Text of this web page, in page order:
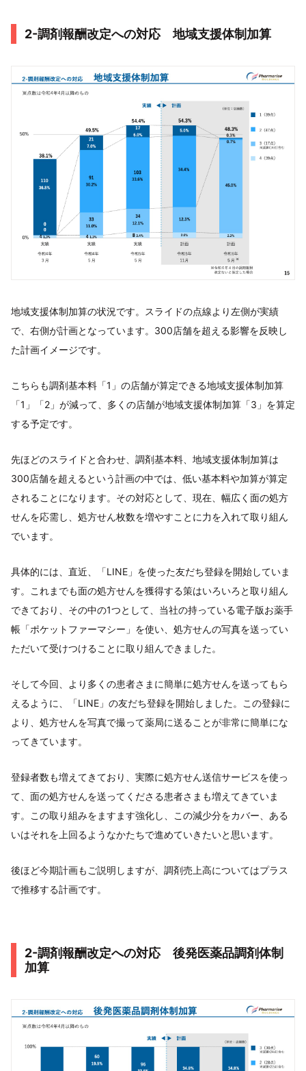
2-調剤報酬改定への対応 地域支援体制加算
地域支援体制加算の状況です。スライドの点線より左側が実績
で、右側が計画となっています。300店舗を超える影響を反映し
た計画イメージです。
こちらも調剤基本料「1」の店舗が算定できる地域支援体制加算
「1」「2」が減って、多くの店舗が地域支援体制加算「3」を算定
する予定です。
先ほどのスライドと合わせ、調剤基本料、地域支援体制加算は
300店舗を超えるという計画の中では、低い基本料や加算が算定
されることになります。その対応として、現在、幅広く面の処方
せんを応需し、処方せん枚数を増やすことに力を入れて取り組ん
でいます。
具体的には、直近、「LINE」を使った友だち登録を開始していま
す。これまでも面の処方せんを獲得する策はいろいろと取り組ん
できており、その中の1つとして、当社の持っている電子版お薬手
帳「ポケットファーマシー」を使い、処方せんの写真を送ってい
ただいて受けつけることに取り組んできました。
そして今回、より多くの患者さまに簡単に処方せんを送ってもら
えるように、「LINE」の友だち登録を開始しました。この登録に
より、処方せんを写真で撮って薬局に送ることが非常に簡単にな
ってきています。
登録者数も増えてきており、実際に処方せん送信サービスを使っ
て、面の処方せんを送ってくださる患者さまも増えてきていま
す。この取り組みをますます強化し、この減少分をカバー、ある
いはそれを上回るようなかたちで進めていきたいと思います。
後ほど今期計画もご説明しますが、調剤売上高についてはプラス
で推移する計画です。
2-調剤報酬改定への対応 後発医薬品調剤体制
加算